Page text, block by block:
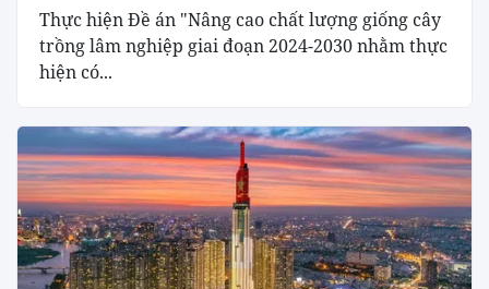
Thực hiện Đề án "Nâng cao chất lượng giống cây
trồng lâm nghiệp giai đoạn 2024-2030 nhằm thực
hiện có...